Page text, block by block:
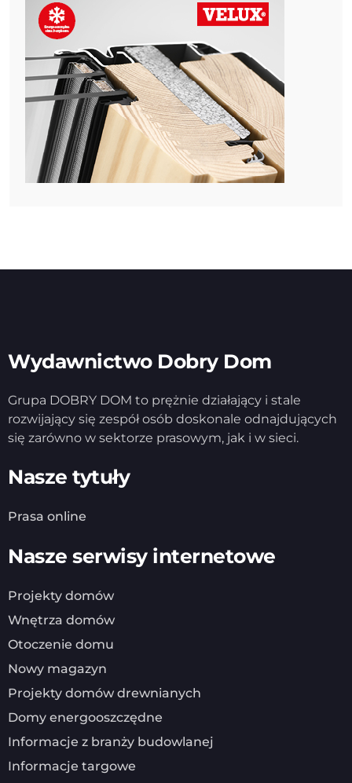
Wydawnictwo Dobry Dom
Grupa DOBRY DOM to prężnie działający i stale
rozwijający się zespół osób doskonale odnajdujących
się zarówno w sektorze prasowym, jak i w sieci.
Nasze tytuły
Prasa online
Nasze serwisy internetowe
Projekty domów
Wnętrza domów
Otoczenie domu
Nowy magazyn
Projekty domów drewnianych
Domy energooszczędne
Informacje z branży budowlanej
Informacje targowe